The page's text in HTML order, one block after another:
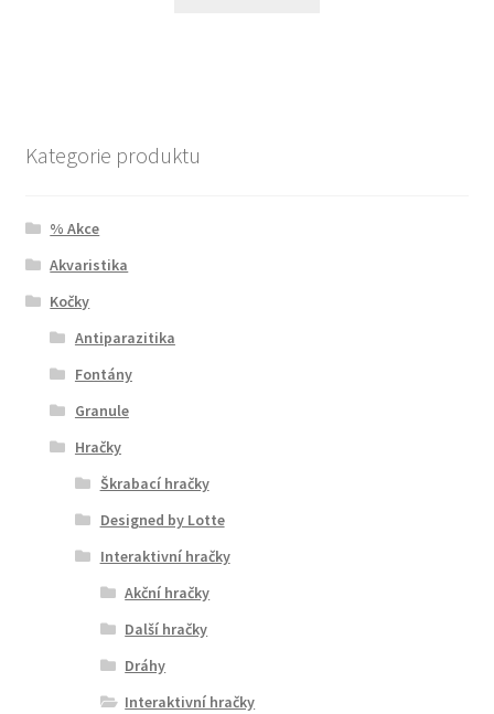
Kategorie produktu
% Akce
Akvaristika
Kočky
Antiparazitika
Fontány
Granule
Hračky
Škrabací hračky
Designed by Lotte
Interaktivní hračky
Akční hračky
Další hračky
Dráhy
Interaktivní hračky